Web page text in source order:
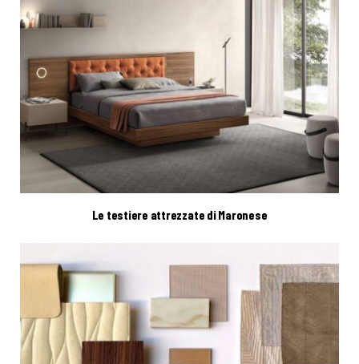
Le testiere attrezzate di Maronese